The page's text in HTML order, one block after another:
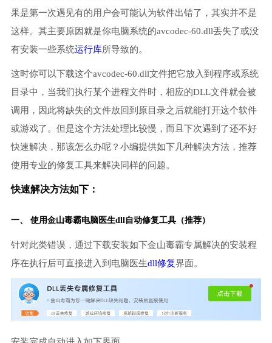
果是第一次遇见有的用户会可能认为软件出错了，其实并不是
这样。其主要原因就是你电脑系统的avcodec-60.dll丢失了或没
有安装一些系统运行库所导致的。
这时你可以下载这个avcodec-60.dll文件把它放入到程序或系统
目录中，当我们执行某个进程文件时，相应的DLL文件就会被
调用，因此将缺失的文件放回到原目录之后就能打开这个软件
或游戏了。但是这个方法处理比较慢，而且下次遇到了还不好
快速解决，那该怎么办呢？小编提供如下几种解决方法，推荐
使用专业的修复工具来解决同样的问题。
快速解决方法如下：
一、 使用金山毒霸电脑医生dll自动修复工具（推荐）
针对此类错误，通过下载安装如下金山毒霸专属解决的安装程
序在执行后可直接进入到电脑医生dll修复界面。